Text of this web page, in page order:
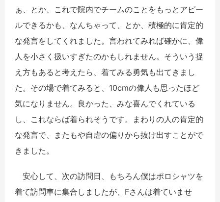
ぁ、とか、これで院内でチームのことをもっとアピー
ルできるかも、なんちゃって、とか、積極的に肯定的
な発言をしてくれました。言われてみれば確かに、偉
人を小さく扱いすぎたのかもしれません。そういう捉
え方もあると考えたら、着てみる勇気も出てきまし
た。その場で着てみると、10cmの偉人も思ったほど
気になりません。良かった、みな喜んでくれている
し、これならば着られそうです。まわりの人の肯定的
な発言で、またもや自虐の偏りから抜け出すことがで
きました。
安心して、次の訪問日、もちろん僕はポロシャツを
着て訪問車に集合しましたが、Fさんは着ていませ